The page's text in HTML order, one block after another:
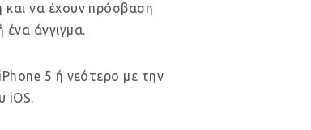
και να έχουν πρόσβαση
ένα άγγιγμα.
5 ή νεότερο με την
iOS.